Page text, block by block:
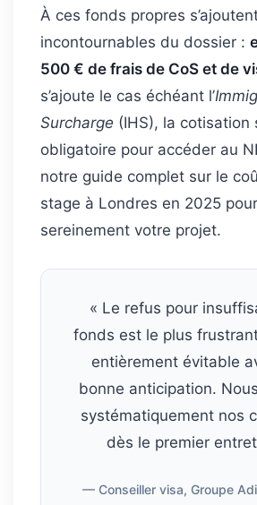
À ces fonds propres
incontournables du dossier :
500 € de frais de CoS et de
s’ajoute le cas échéant l’
Surcharge (IHS), la cotisation
obligatoire pour accéder au
notre guide complet sur le
stage à Londres en 2025
sereinement votre projet.
« Le refus pour
fonds est le plus
entièrement évitable
bonne anticipation.
systématiquement nos
dès le premier
— Conseiller visa, Groupe